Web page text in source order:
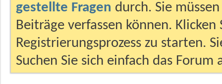
gestellte Fragen durch. Sie
Beiträge verfassen können.
Registrierungsprozess zu starten.
Suchen Sie sich einfach das